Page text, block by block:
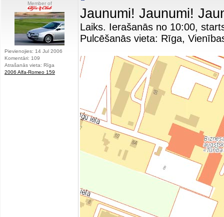
Member of
Pievienojies: 14 Jul 2006
Komentāri: 109
Atrašanās vieta: Rīga
2006 Alfa-Romeo 159
Jaunumi! Jaunumi!
Laiks. Ierašanās no 10:00,
Pulcēšanās vieta: Rīga,